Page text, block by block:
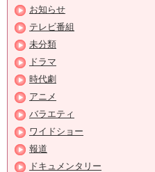
お知らせ
テレビ番組
未分類
ドラマ
時代劇
アニメ
バラエティ
ワイドショー
報道
ドキュメンタリー